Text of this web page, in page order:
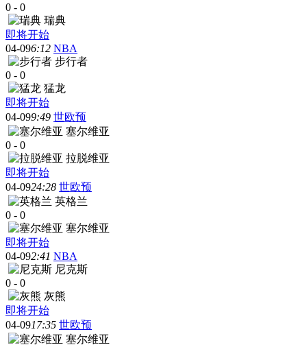
0 - 0
瑞典
即将开始
04-096:12 NBA
步行者
0 - 0
猛龙
即将开始
04-099:49 世欧预
塞尔维亚
0 - 0
拉脱维亚
即将开始
04-0924:28 世欧预
英格兰
0 - 0
塞尔维亚
即将开始
04-092:41 NBA
尼克斯
0 - 0
灰熊
即将开始
04-0917:35 世欧预
塞尔维亚